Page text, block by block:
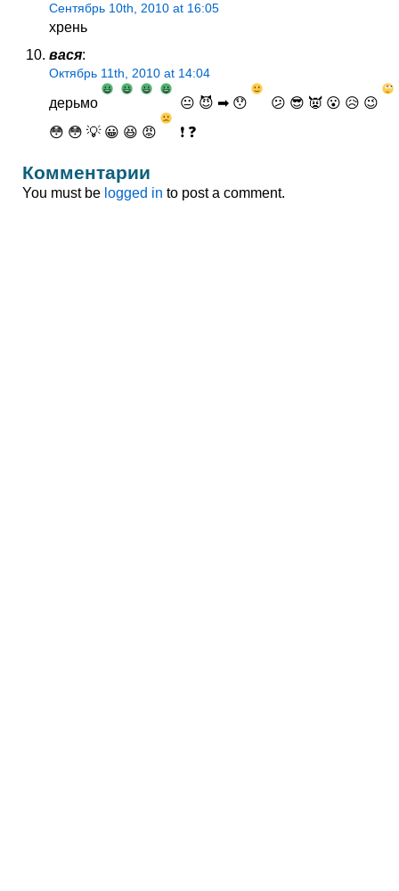
Сентябрь 10th, 2010 at 16:05
хрень
вася:
Октябрь 11th, 2010 at 14:04
дерьмо 😐 😈 ➡ 😯
😕 😎 👿 😮 😥 😉
😳 😳 💡 😀 😆 😡
❗ ❓
Комментарии
You must be logged in to post a comment.